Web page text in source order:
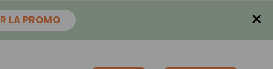
LA PROMO ×